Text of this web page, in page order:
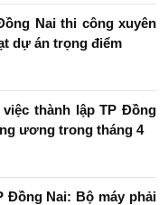
Nai thi công xuyên
dự án trọng điểm
thành lập TP Đồng
ương trong tháng 4
Đồng Nai: Bộ máy phải